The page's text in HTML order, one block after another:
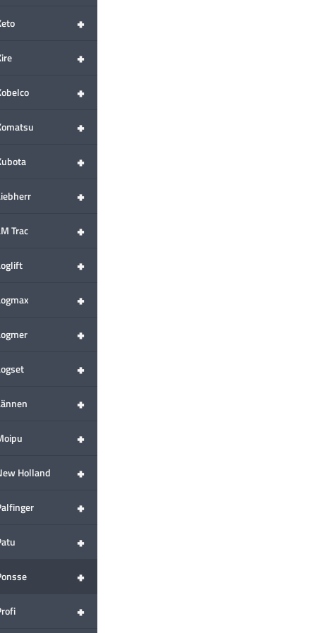
+
+
+
+
+
+
+
Trac
+
+
+
+
+
+
+
Holland
+
+
+
+